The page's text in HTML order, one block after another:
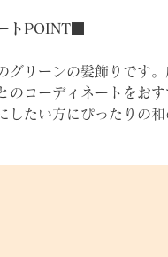
トPOINT■
グリーンの髪飾りです
のコーディネートをお
したい方にぴったりの和